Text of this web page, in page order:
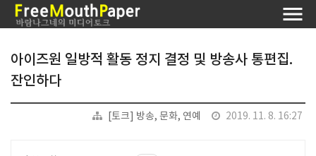
아이즈원 일방적 활동 정지 결정 및 방송사 통편집.
잔인하다
[토크] 방송, 문화, 연예 2019. 11. 8. 16:27